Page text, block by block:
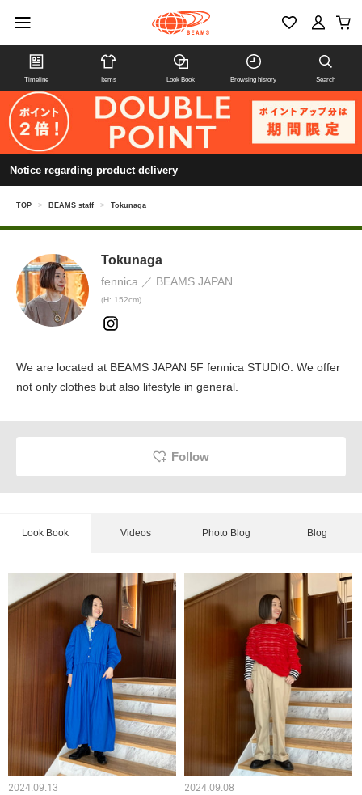
Timeline Items Look Book Browsing history Search
Notice regarding product delivery
TOP > BEAMS staff > Tokunaga
Tokunaga
fennica BEAMS JAPAN
(H: 152cm)
We are located at BEAMS JAPAN 5F fennica STUDIO. We offer
not only clothes but also lifestyle in general.
Follow
Look Book Videos Photo Blog Blog
2024.09.13 2024.09.08